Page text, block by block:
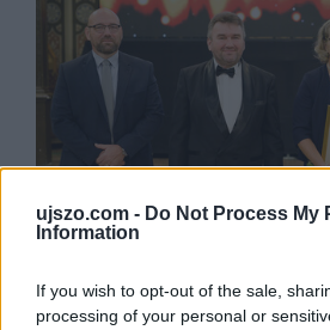
ujszo.com - Do Not Process My
Information
If you wish to opt-out of the sale,
processing of your personal or
2023. november 10. 08:00
Így támogathatja a Hospice